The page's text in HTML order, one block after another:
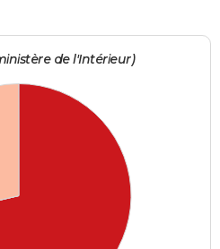
de l'Intérieur)